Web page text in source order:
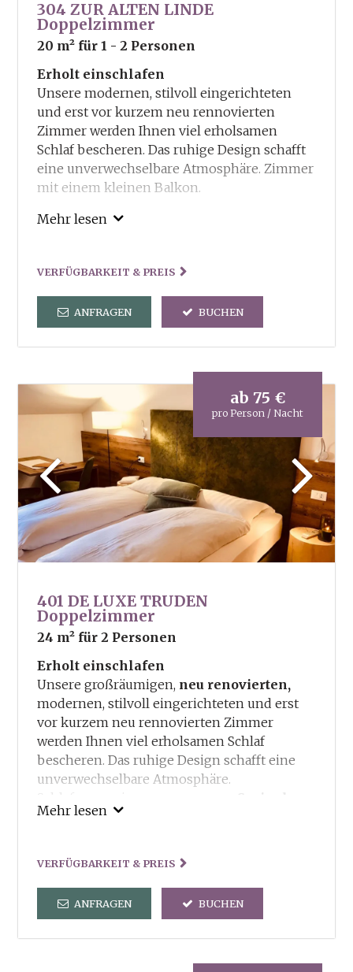
304 ZUR ALTEN LINDE
Doppelzimmer
20 m² für 1 - 2 Personen
Erholt einschlafen
Unsere modernen, stilvoll eingerichteten
und erst vor kurzem neu rennovierten
Zimmer werden Ihnen viel erholsamen
Schlaf bescheren. Das ruhige Design schafft
eine unverwechselbare Atmosphäre. Zimmer
mit einem kleinen Balkon.
Unsere Inklusivleitungen:
Freie Benutzung von Sauna und Dampfbad
und der dorfeigenen Kneippanlage
Tennisplatz steht kostenlos zu Ihrer
Verfügung
Verleih von Wanderstöcken und
2x in der Woche geführte Wanderungen
Wanderkarten und Wanderbroschüren
Mehr lesen
VERFÜGBARKEIT & PREIS
ANFRAGEN BUCHEN
ab 75 €
pro Person / Nacht
401 DE LUXE TRUDEN
Doppelzimmer
24 m² für 2 Personen
Erholt einschlafen
Unsere großräumigen, neu renovierten,
modernen, stilvoll eingerichteten und erst
vor kurzem neu rennovierten Zimmer
werden Ihnen viel erholsamen Schlaf
bescheren. Das ruhige Design schafft eine
unverwechselbare Atmosphäre.
Schlafgenuss in unseren
neuen Springbox-
Betten!
Guestcard – Ermässigungen und Vorteile in
und um Truden
Freie Benutzung von Sauna und Dampfbad
und der dorfeigenen Kneippanlage
Tennisplatz steht kostenlos zu Ihrer
Mehr lesen
VERFÜGBARKEIT & PREIS
ANFRAGEN BUCHEN